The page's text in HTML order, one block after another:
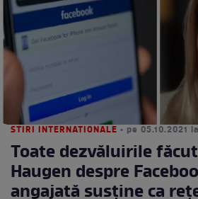
STIRI INTERNATIONALE • pe 05.10.2021
Toate dezvăluirile
Haugen despre
angajată susține ca